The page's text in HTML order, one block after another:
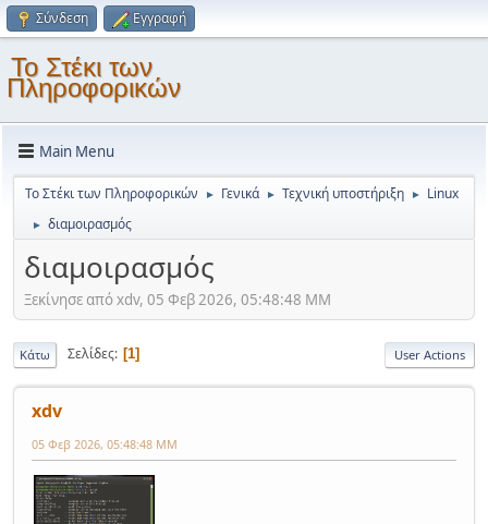
Σύνδεση Εγγραφή
Το Στέκι των
Πληροφορικών
Main Menu
Το Στέκι των Πληροφορικών ► Γενικά ► Τεχνική υποστήριξη ► Linux
► διαμοιρασμός
διαμοιρασμός
Ξεκίνησε από xdv, 05 Φεβ 2026, 05:48:48 ΜΜ
Κάτω Σελίδες 1 User Actions
xdv
05 Φεβ 2026, 05:48:48 ΜΜ